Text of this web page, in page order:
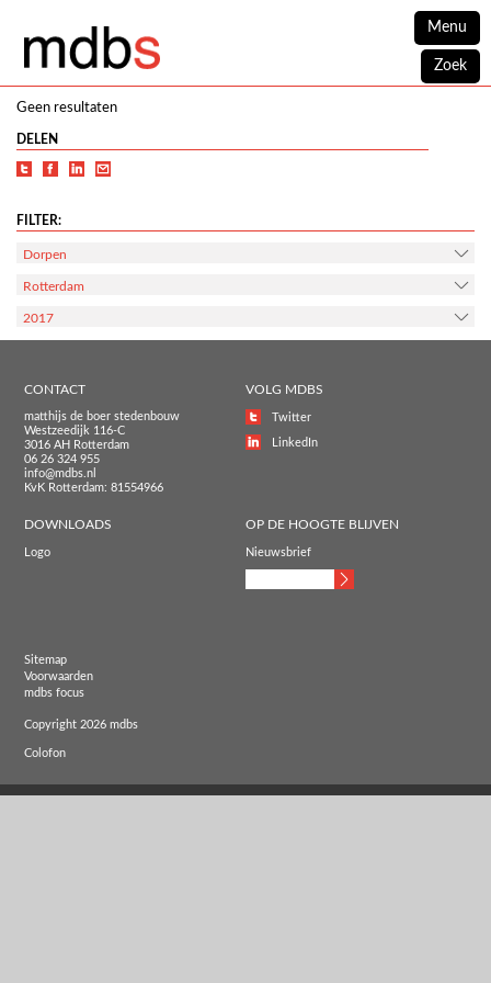
Menu
Zoek
Geen resultaten
DELEN
FILTER:
Dorpen
Rotterdam
2017
CONTACT
matthijs de boer stedenbouw
Westzeedijk 116-C
3016 AH Rotterdam
06 26 324 955
info@mdbs.nl
KvK Rotterdam: 81554966
VOLG MDBS
Twitter
LinkedIn
DOWNLOADS
Logo
OP DE HOOGTE BLIJVEN
Nieuwsbrief
Sitemap
Voorwaarden
mdbs focus
Copyright 2026 mdbs
Colofon